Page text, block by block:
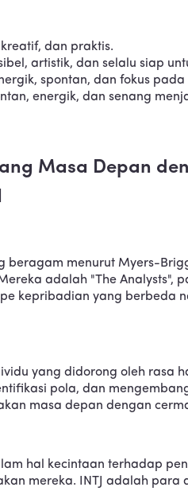
kreatif, dan praktis.
artistik, dan selalu siap
spontan, dan fokus pada
energik, dan senang
Masa Depan
beragam menurut Myers-
adalah "The Analysts",
kepribadian yang berbeda
yang didorong oleh rasa
pola, dan
masa depan dengan
hal kecintaan terhadap
mereka. INTJ adalah